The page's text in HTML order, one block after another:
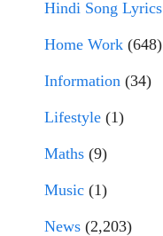
Hindi Song Lyrics
Home Work (648)
Information (34)
Lifestyle (1)
Maths (9)
Music (1)
News (2,203)